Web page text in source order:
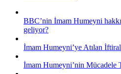
BBC’nin İmam Humeyni
geliyor?
İmam Humeyni’ye Atılan
İmam Humeyni’nin Mücadele